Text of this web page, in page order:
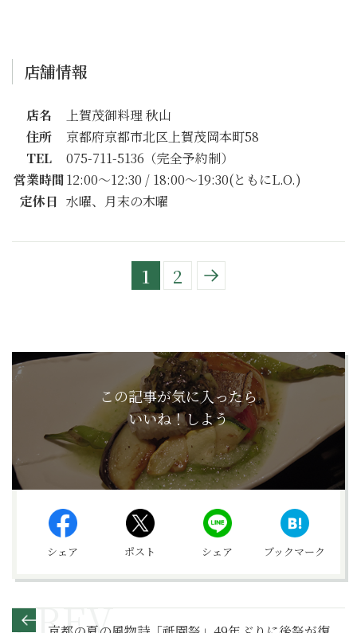
店舗情報
店名
上賀茂御料理 秋山
住所
京都府京都市北区上賀茂岡本町58
TEL
075-711-5136（完全予約制）
営業時間12:00〜12:30 / 18:00〜19:30(ともにL.O.)
定休日 水曜、月末の木曜
1 2
この記事が気に入ったら
いいね！しよう
シェア ポスト シェア ブックマーク